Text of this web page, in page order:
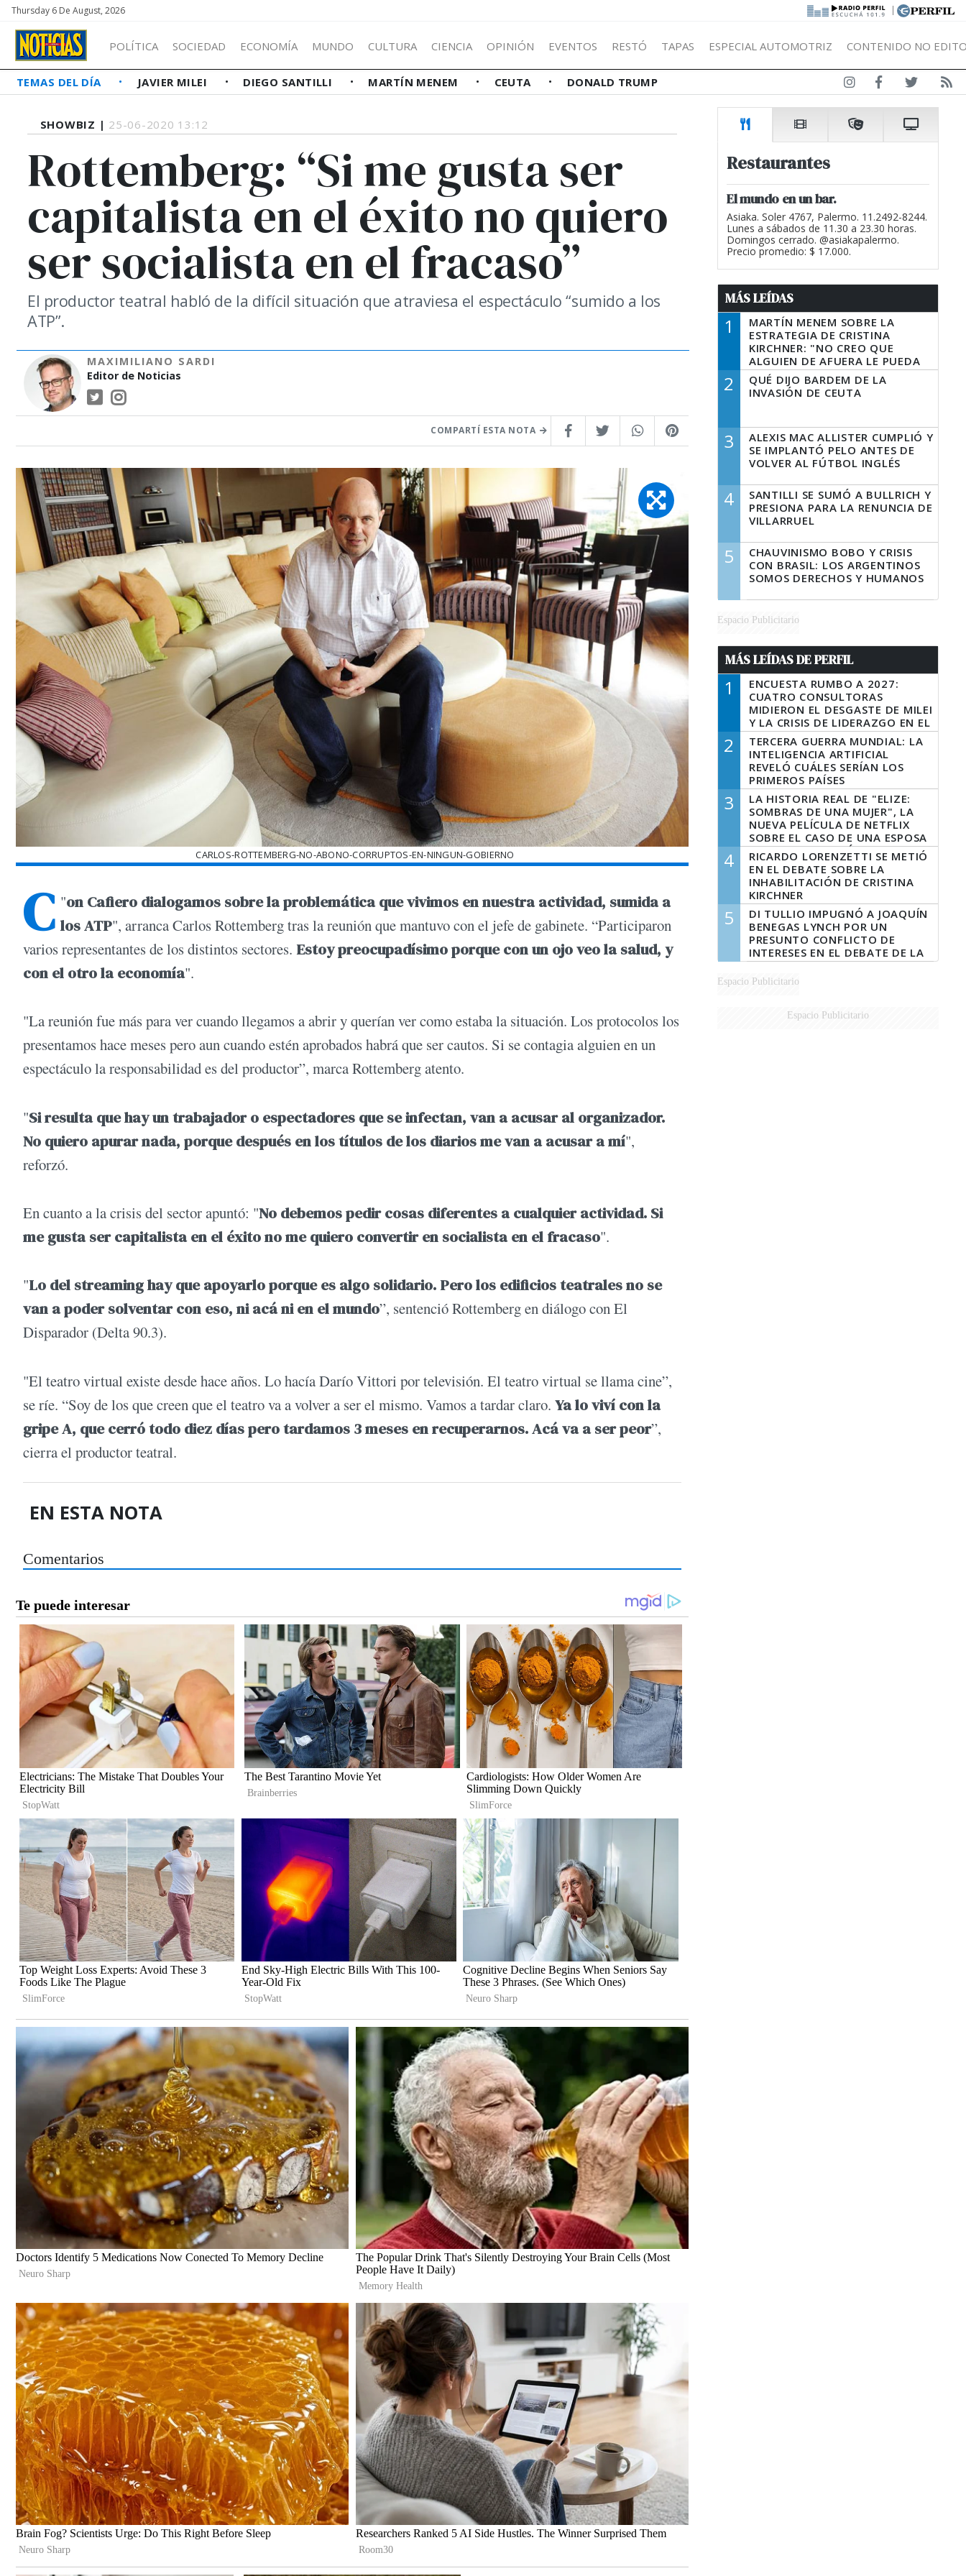
Thursday 6 De August, 2026 |
POLÍTICA SOCIEDAD ECONOMÍA MUNDO CULTURA CIENCIA OPINIÓN EVENTOS RESTÓ TAPAS ESPECIAL AUTOMOTRIZ CONTENIDO NO
TEMAS DEL DÍA JAVIER MILEI DIEGO SANTILLI MARTÍN MENEM CEUTA DONALD TRUMP
SHOWBIZ | 25-06-2020 13:12
Rottemberg: “Si me gusta ser
capitalista en el éxito no quiero
ser socialista en el fracaso”
El productor teatral habló de la difícil situación que atraviesa el espectáculo “sumido a los
ATP”.
MAXIMILIANO SARDI
Editor de Noticias
COMPARTÍ ESTA NOTA
CARLOS-ROTTEMBERG-NO-ABONO-CORRUPTOS-EN-NINGUN-GOBIERNO
"
C on Cafiero dialogamos sobre la problemática que vivimos en nuestra actividad, sumida a
los ATP", arranca Carlos Rottemberg tras la reunión que mantuvo con el jefe de gabinete. “Participaron
varios representantes de los distintos sectores. Estoy preocupadísimo porque con un ojo veo la salud, y
con el otro la economía".
"La reunión fue más para ver cuando llegamos a abrir y querían ver como estaba la situación. Los protocolos los
presentamos hace meses pero aun cuando estén aprobados habrá que ser cautos. Si se contagia alguien en un
espectáculo la responsabilidad es del productor”, marca Rottemberg atento.
"Si resulta que hay un trabajador o espectadores que se infectan, van a acusar al organizador.
No quiero apurar nada, porque después en los títulos de los diarios me van a acusar a mí",
reforzó.
En cuanto a la crisis del sector apuntó: "No debemos pedir cosas diferentes a cualquier actividad. Si
me gusta ser capitalista en el éxito no me quiero convertir en socialista en el fracaso".
"Lo del streaming hay que apoyarlo porque es algo solidario. Pero los edificios teatrales no se
van a poder solventar con eso, ni acá ni en el mundo”, sentenció Rottemberg en diálogo con El
Disparador (Delta 90.3).
"El teatro virtual existe desde hace años. Lo hacía Darío Vittori por televisión. El teatro virtual se llama cine”,
se ríe. “Soy de los que creen que el teatro va a volver a ser el mismo. Vamos a tardar claro. Ya lo viví con la
gripe A, que cerró todo diez días pero tardamos 3 meses en recuperarnos. Acá va a ser peor”,
cierra el productor teatral.
EN ESTA NOTA
Comentarios
Restaurantes
El mundo en un bar.
Asiaka. Soler 4767, Palermo. 11.2492-8244.
Lunes a sábados de 11.30 a 23.30 horas.
Domingos cerrado. @asiakapalermo.
Precio promedio: $ 17.000.
MÁS LEÍDAS
1
MARTÍN MENEM SOBRE LA
ESTRATEGIA DE CRISTINA
KIRCHNER: "NO CREO QUE
ALGUIEN DE AFUERA LE PUEDA
DECIR A LA JUSTICIA LO QUE
TIENE QUE HACER"
2
QUÉ DIJO BARDEM DE LA
INVASIÓN DE CEUTA
3
ALEXIS MAC ALLISTER CUMPLIÓ Y
SE IMPLANTÓ PELO ANTES DE
VOLVER AL FÚTBOL INGLÉS
4
SANTILLI SE SUMÓ A BULLRICH Y
PRESIONA PARA LA RENUNCIA DE
VILLARRUEL
5
CHAUVINISMO BOBO Y CRISIS
CON BRASIL: LOS ARGENTINOS
SOMOS DERECHOS Y HUMANOS
Espacio Publicitario
MÁS LEÍDAS DE PERFIL
1
ENCUESTA RUMBO A 2027:
CUATRO CONSULTORAS
MIDIERON EL DESGASTE DE MILEI
Y LA CRISIS DE LIDERAZGO EN EL
PERONISMO
2
TERCERA GUERRA MUNDIAL: LA
INTELIGENCIA ARTIFICIAL
REVELÓ CUÁLES SERÍAN LOS
PRIMEROS PAÍSES
LATINOAMERICANOS EN SER
DERROTADOS
3
LA HISTORIA REAL DE "ELIZE:
SOMBRAS DE UNA MUJER", LA
NUEVA PELÍCULA DE NETFLIX
SOBRE EL CASO DE UNA ESPOSA
QUE DESCUARTIZÓ A SU
MARIDO
4
RICARDO LORENZETTI SE METIÓ
EN EL DEBATE SOBRE LA
INHABILITACIÓN DE CRISTINA
KIRCHNER
5
DI TULLIO IMPUGNÓ A JOAQUÍN
BENEGAS LYNCH POR UN
PRESUNTO CONFLICTO DE
INTERESES EN EL DEBATE DE LA
LEY DE TIERRAS
Espacio Publicitario
Espacio Publicitario